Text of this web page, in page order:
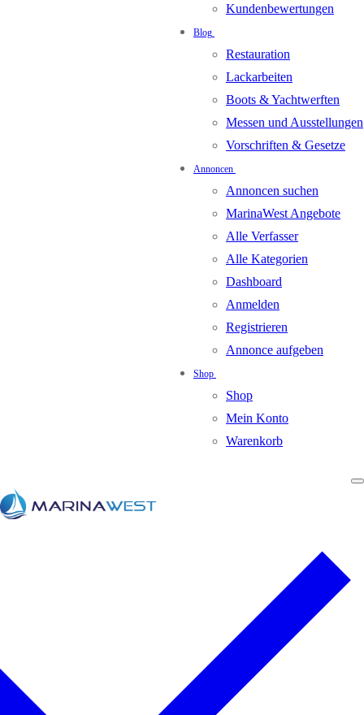
Kundenbewertungen
Blog
Restauration
Lackarbeiten
Boots & Yachtwerften
Messen und Ausstellungen
Vorschriften & Gesetze
Annoncen
Annoncen suchen
MarinaWest Angebote
Alle Verfasser
Alle Kategorien
Dashboard
Anmelden
Registrieren
Annonce aufgeben
Shop
Shop
Mein Konto
Warenkorb